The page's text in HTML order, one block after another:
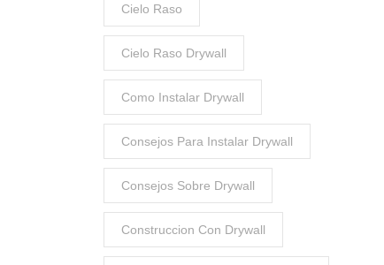
Cielo Raso
Cielo Raso Drywall
Como Instalar Drywall
Consejos Para Instalar Drywall
Consejos Sobre Drywall
Construccion Con Drywall